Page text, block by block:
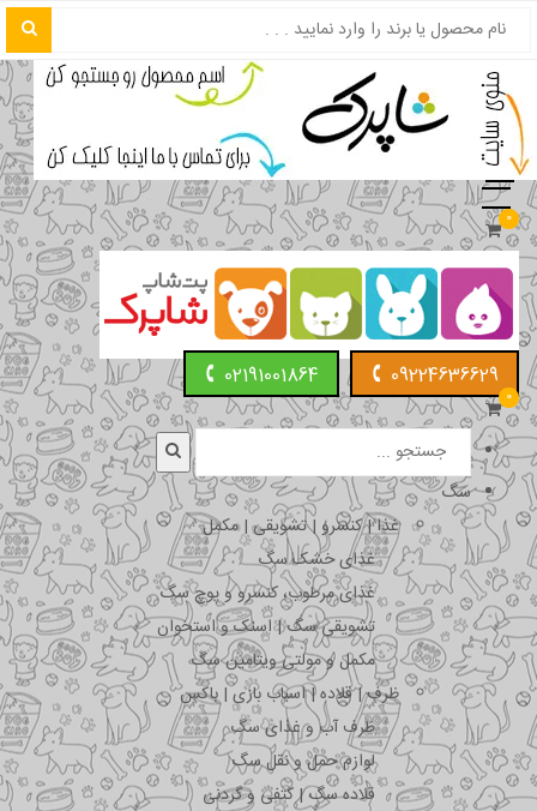
0
09224636629
02191001864
0
سگ
غذا | کنسرو | تشویقی | مکمل
غذای خشک سگ
غذای مرطوب، کنسرو و پوچ سگ
تشویقی سگ | اسنک و استخوان
مکمل و مولتی ویتامین سگ
ظرف | قلاده | اسباب بازی | باکس
ظرف آب و غذای سگ
لوازم حمل و نقل سگ
قلاده سگ | کتفی و گردنی